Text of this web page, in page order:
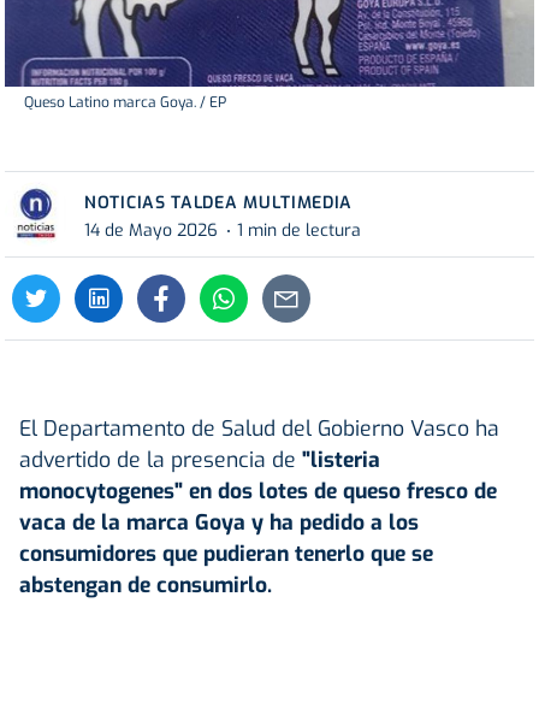
Queso Latino marca Goya. / EP
NOTICIAS TALDEA MULTIMEDIA
14 de Mayo 2026
1 min de lectura
El Departamento de Salud del Gobierno Vasco ha
advertido de la presencia de "listeria
monocytogenes" en dos lotes de queso fresco de
vaca de la marca Goya y ha pedido a los
consumidores que pudieran tenerlo que se
abstengan de consumirlo.